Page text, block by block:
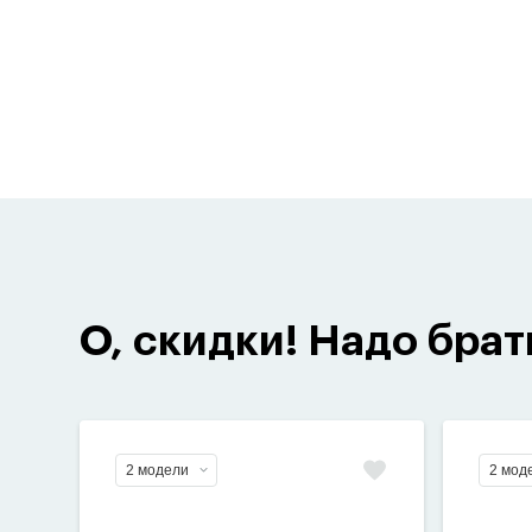
О, скидки! Надо
2 модели 2